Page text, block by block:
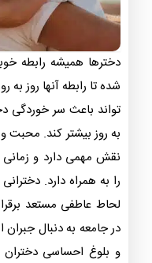
دخترها همیشه رابطه
شده تا رابطه آنها روز
تواند باعث سر خوردگی
به روز بیشتر کند. محبت
نقش مهمی دارد و
را به همراه دارد.
لحاط عاطفی مستعد
در جامعه به دنبال
و بلوغ احساسی دختران